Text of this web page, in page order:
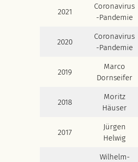
2021
Coronavirus
-Pandemie
2020
Coronavirus
-Pandemie
2019
Marco
Dornseifer
2018
Moritz
Häuser
2017
Jürgen
Helwig
Wilhelm-